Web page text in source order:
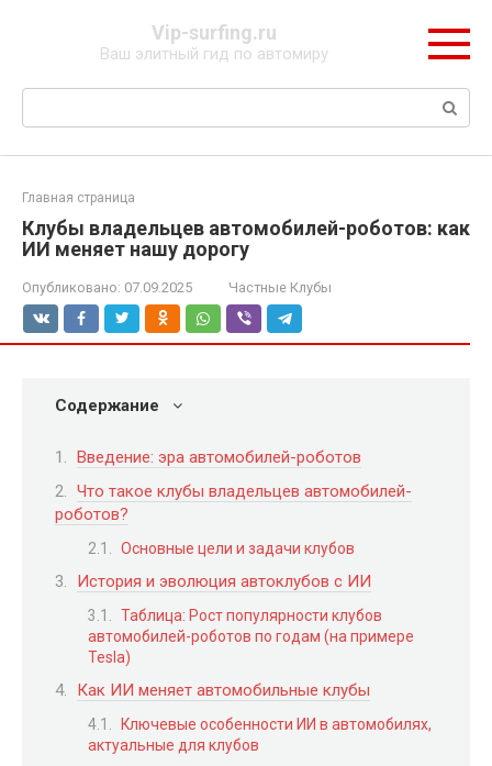
Vip-surfing.ru
Ваш элитный гид по автомиру
Поиск:
Главная страница
Клубы владельцев автомобилей-роботов: как
ИИ меняет нашу дорогу
Опубликовано: 07.09.2025 Частные Клубы
Содержание
Введение: эра автомобилей-роботов
Что такое клубы владельцев автомобилей-
роботов?
Основные цели и задачи клубов
История и эволюция автоклубов с ИИ
Таблица: Рост популярности клубов
автомобилей-роботов по годам (на примере
Tesla)
Как ИИ меняет автомобильные клубы
Ключевые особенности ИИ в автомобилях,
актуальные для клубов